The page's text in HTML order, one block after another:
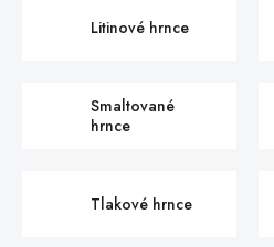
Litinové hrnce
Smaltované
hrnce
Tlakové hrnce